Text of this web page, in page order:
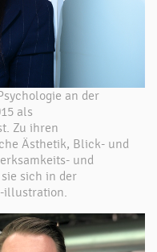
an der
als
Zu ihren
Ästhetik, Blick- und
und
sich in der
illustration.